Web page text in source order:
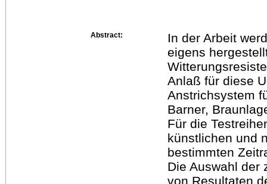
Abstract:
In der Arbeit
eigens
Anlaß für diese
Anstrichsystem
Barner,
Für die
künstlichen und
bestimmten
Die Auswahl der
von Resultaten